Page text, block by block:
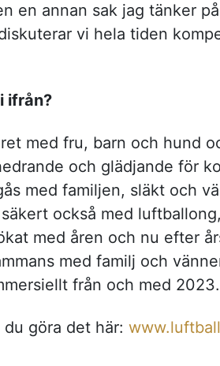
en annan sak jag tänker
vi hela tiden
ifrån?
med fru, barn och hund
och glädjande för
med familjen, släkt och
också med
med åren och nu efter
med familj och
från och med 2023.
göra det här: